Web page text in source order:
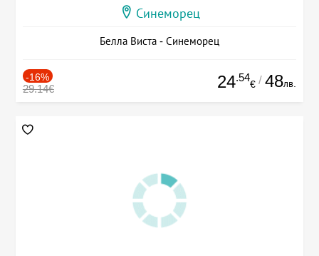
Синеморец
Белла Виста - Синеморец
-16%
29.14€ 24.54
€ / 48лв.